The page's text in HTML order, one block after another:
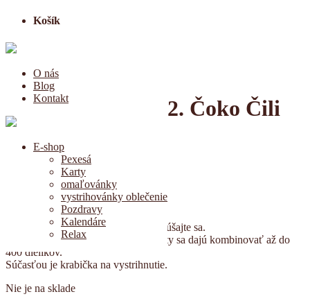
Košík
O nás
Blog
Kontakt
E-shop
Pexesá
Karty
omaľovánky
vystrihovánky oblečenie
Pozdravy
Kalendáre
Relax
Pexeso Mozogáň 2. Čoko Čili
Zázvor
100 dielikov
farebná varianta
Myslíte, že máte dobrú pamäť? Vyskúšajte sa.
Ak vám je stále málo, farebné varianty sa dajú kombinovať až do
400 dielikov.
Súčasťou je krabička na vystrihnutie.
Nie je na sklade